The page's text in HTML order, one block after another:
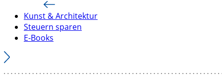
Kunst & Architektur
Steuern sparen
E-Books